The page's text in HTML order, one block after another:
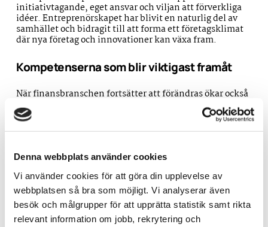
Denna webbplats använder cookies
Vi använder cookies för att göra din upplevelse av
webbplatsen så bra som möjligt. Vi analyserar även
besök och målgrupper för att upprätta statistik samt rikta
relevant information om jobb, rekrytering och
initiativtagande, eget ansvar och viljan att förverkliga
idéer. Entreprenörskapet har blivit en naturlig del av
samhället och bidragit till att forma ett företagsklimat
där nya företag och innovationer kan växa fram.
Kompetenserna som blir viktigast framåt
När finansbranschen fortsätter att förändras ökar också
kraven på framtidens kompetens. Förmågan att
analysera data och förstå ekonomi kommer fortsatt att
vara central, men kompletteras av andra viktiga
I samtalet lyfts affärsförståelse, kommunikation,
relationsskapande och strategiskt tänkande fram som
avgörande för att lyckas i framtidens finansbransch. Att
kunna se helheten och förstå hur ekonomiska beslut
påverkar verksamheten blir allt viktigare.